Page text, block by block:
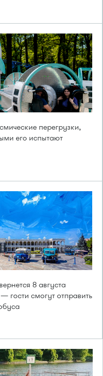
перегрузки,
его испытают
8 августа
гости смогут отправить